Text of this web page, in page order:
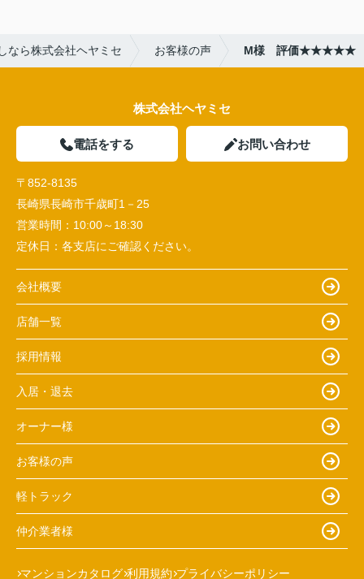
なら株式会社ヘヤミセ お客様の声 M様 評価★★★★★
株式会社ヘヤミセ
電話をする お問い合わせ
〒852-8135
長崎県長崎市千歳町1－25
営業時間： 10:00～18:30
定休日： 各支店にご確認ください。
会社概要
店舗一覧
採用情報
入居・退去
オーナー様
お客様の声
軽トラック
仲介業者様
マンションカタログ 利用規約 プライバシーポリシー